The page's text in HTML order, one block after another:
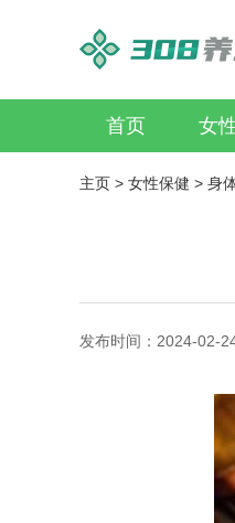
首页 女
主页 > 女性保健 > 身
发布时间：2024-